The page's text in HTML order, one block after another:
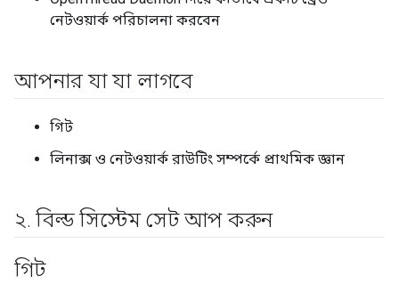
নেটওয়ার্ক পরিচালনা করবেন
আপনার যা যা লাগবে
গিট
লিনাক্স ও নেটওয়ার্ক রাউটিং সম্পর্কে প্রাথমিক জ্ঞান
২. বিল্ড সিস্টেম সেট আপ করুন
গিট